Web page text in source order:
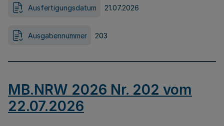
Ausfertigungsdatum 21.07.2026
Ausgabennummer 203
MB.NRW 2026 Nr. 202 vom
22.07.2026